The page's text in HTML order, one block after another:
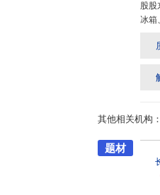
股股
冰箱
有
行
公司
合
谐
示
其他相关机构：
题材